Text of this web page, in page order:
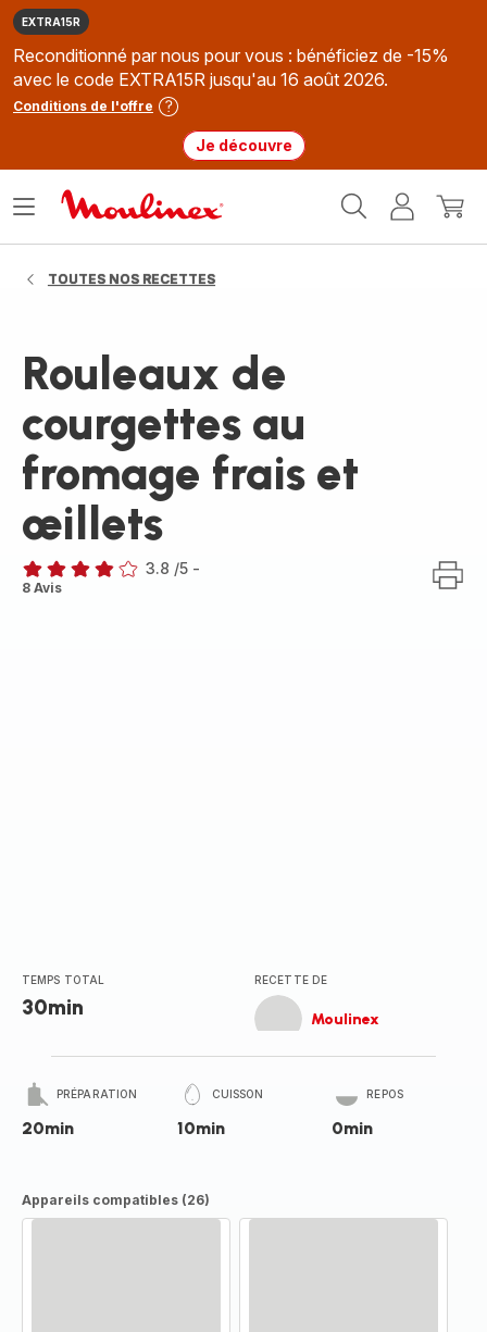
EXTRA15R
Reconditionné par nous pour vous : bénéficiez de -15%
avec le code EXTRA15R jusqu'au 16 août 2026.
Conditions de l'offre
Je découvre
MonMon
Ouvrir
TOUTES NOS RECETTES
Rouleaux de
courgettes au
fromage frais et
œillets
ratings.3.8
3.8 /5 -
8 Avis
TEMPS TOTAL
30min
RECETTE DE
Moulinex
PRÉPARATION
20min
CUISSON
10min
REPOS
0min
Appareils compatibles (26)